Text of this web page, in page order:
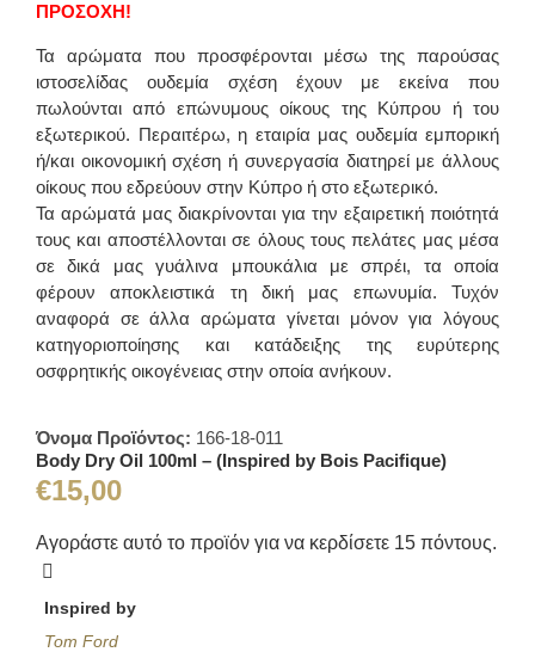
ΠΡΟΣΟΧΗ!
Τα αρώματα που προσφέρονται μέσω της παρούσας
ιστοσελίδας ουδεμία σχέση έχουν με εκείνα που
πωλούνται από επώνυμους οίκους της Κύπρου ή του
εξωτερικού. Περαιτέρω, η εταιρία μας ουδεμία εμπορική
ή/και οικονομική σχέση ή συνεργασία διατηρεί με άλλους
οίκους που εδρεύουν στην Κύπρο ή στο εξωτερικό.
Τα αρώματά μας διακρίνονται για την εξαιρετική ποιότητά
τους και αποστέλλονται σε όλους τους πελάτες μας μέσα
σε δικά μας γυάλινα μπουκάλια με σπρέι, τα οποία
φέρουν αποκλειστικά τη δική μας επωνυμία. Τυχόν
αναφορά σε άλλα αρώματα γίνεται μόνον για λόγους
κατηγοριοποίησης και κατάδειξης της ευρύτερης
οσφρητικής οικογένειας στην οποία ανήκουν.
Όνομα Προϊόντος: 166-18-011
Body Dry Oil 100ml – (Inspired by Bois Pacifique)
€15,00
Αγοράστε αυτό το προϊόν για να κερδίσετε 15 πόντους.
Inspired by
Tom Ford